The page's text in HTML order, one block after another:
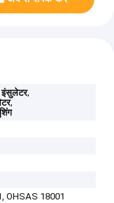
इंसुलेटर,
,
OHSAS 18001